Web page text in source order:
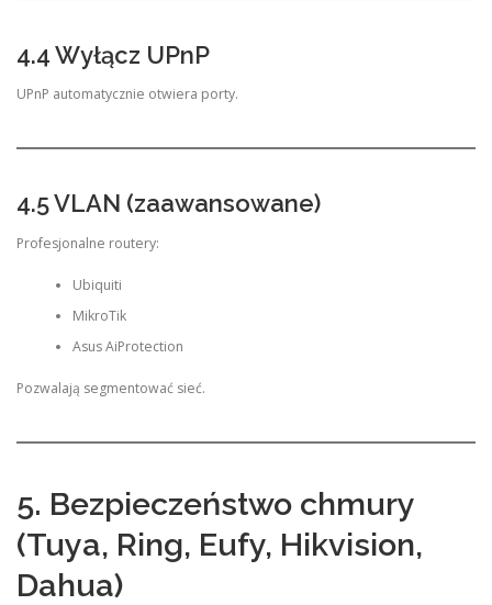
4.4 Wyłącz UPnP
UPnP automatycznie otwiera porty.
4.5 VLAN (zaawansowane)
Profesjonalne routery:
Ubiquiti
MikroTik
Asus AiProtection
Pozwalają segmentować sieć.
5. Bezpieczeństwo chmury
(Tuya, Ring, Eufy, Hikvision,
Dahua)